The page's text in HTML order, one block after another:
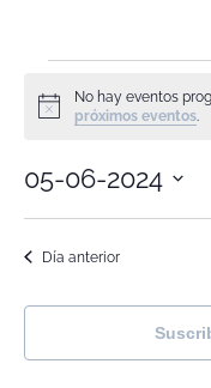
Aviso
No hay eventos
próximos eventos
05-06-2024
la
Día anterior